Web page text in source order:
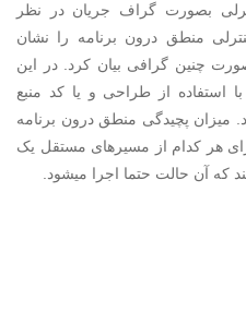
بصورت گراف جریان در نظر
منطق درون برنامه را نشان
چنین گرافی بیان کرد. در این
استفاده از طراحی و یا کد منبع
میزان پچیدگی منطق درون برنامه
هر کدام از مسیرهای مستقل یک
که آن حالت حتما اجرا میشود.